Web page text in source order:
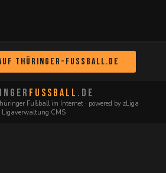
Thüringer-Fussball.de
FUSSBALL .DE
Fußball im Internet · powered by zLiga
Ligaverwaltung CMS